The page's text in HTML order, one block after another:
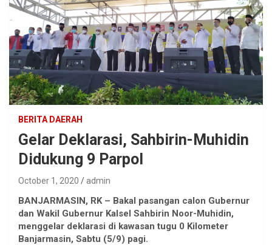
BERITA DAERAH
Gelar Deklarasi, Sahbirin-Muhidin
Didukung 9 Parpol
October 1, 2020 admin
BANJARMASIN, RK – Bakal pasangan calon Gubernur
dan Wakil Gubernur Kalsel Sahbirin Noor-Muhidin,
menggelar deklarasi di kawasan tugu 0 Kilometer
Banjarmasin, Sabtu (5/9) pagi.